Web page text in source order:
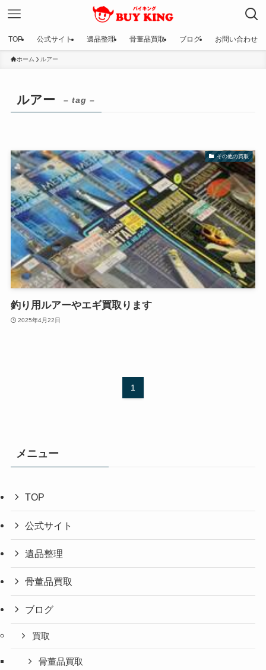
TOP 公式サイト 遺品整理 骨董品買取 ブログ お問い合わせ
ホーム ルアー
ルアー – tag –
その他の買取
釣り用ルアーやエギ買取ります
2025年4月22日
1
メニュー
TOP
公式サイト
遺品整理
骨董品買取
ブログ
買取
骨董品買取